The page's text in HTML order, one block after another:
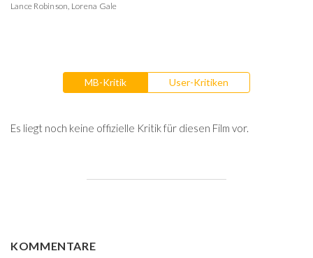
Lance Robinson, Lorena Gale
MB-Kritik User-Kritiken
Es liegt noch keine offizielle Kritik für diesen Film vor.
KOMMENTARE